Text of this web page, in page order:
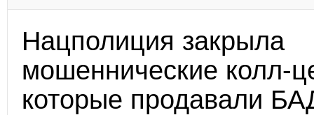
Нацполиция закрыла
мошеннические колл-
которые продавали